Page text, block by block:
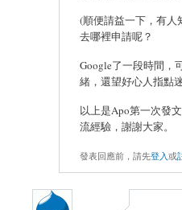
(順便請益一下，有人
去哪裡申請呢？
Google了一段時間，
緒，還望好心人指點
以上是Apo第一次發
流經驗，謝謝大家。
發表回應前，請先登入或